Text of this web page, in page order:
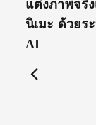
Post:
แต่งภาพจริง
นิเมะ ด้วยร
AI